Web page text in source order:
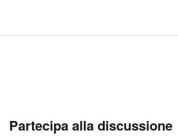
Partecipa alla discussione